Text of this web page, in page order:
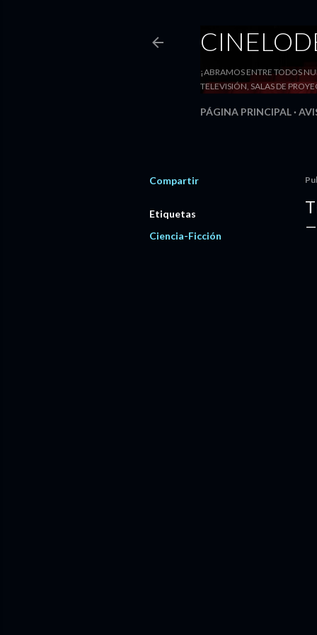
¡ABRAMOS ENTRE TODOS
TELEVISIÓN, SALAS DE
PÁGINA PRINCIPAL
Compartir
Etiquetas
Ciencia-Ficción